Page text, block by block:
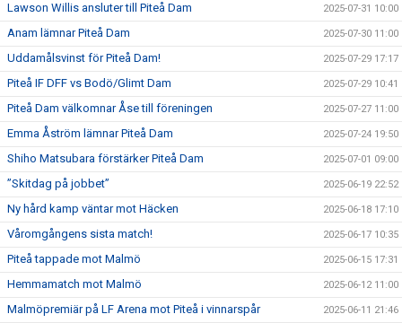
Lawson Willis ansluter till Piteå Dam 2025-07-31 10:00
Anam lämnar Piteå Dam 2025-07-30 11:00
Uddamålsvinst för Piteå Dam! 2025-07-29 17:17
Piteå IF DFF vs Bodö/Glimt Dam 2025-07-29 10:41
Piteå Dam välkomnar Åse till föreningen 2025-07-27 11:00
Emma Åström lämnar Piteå Dam 2025-07-24 19:50
Shiho Matsubara förstärker Piteå Dam 2025-07-01 09:00
”Skitdag på jobbet” 2025-06-19 22:52
Ny hård kamp väntar mot Häcken 2025-06-18 17:10
Våromgångens sista match! 2025-06-17 10:35
Piteå tappade mot Malmö 2025-06-15 17:31
Hemmamatch mot Malmö 2025-06-12 11:00
Malmöpremiär på LF Arena mot Piteå i vinnarspår 2025-06-11 21:46